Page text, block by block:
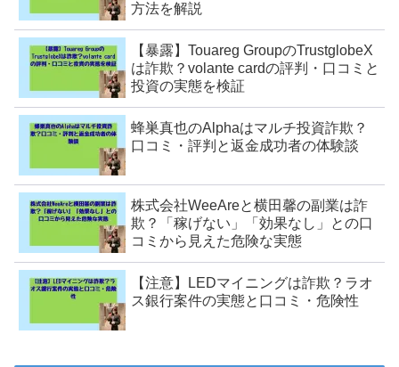
方法を解説
【暴露】Touareg GroupのTrustglobeX
は詐欺？volante cardの評判・口コミと
投資の実態を検証
蜂巣真也のAlphaはマルチ投資詐欺？
口コミ・評判と返金成功者の体験談
株式会社WeeAreと横田馨の副業は詐
欺？「稼げない」「効果なし」との口
コミから見えた危険な実態
【注意】LEDマイニングは詐欺？ラオ
ス銀行案件の実態と口コミ・危険性